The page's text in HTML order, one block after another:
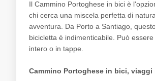
Il Cammino Portoghese in bici è
chi cerca una miscela perfetta di
avventura. Da Porto a Santiago,
bicicletta è indimenticabile. Può
intero o in tappe.
Cammino Portoghese in bici, viaggi